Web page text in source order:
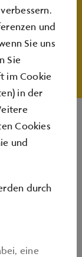
mit
ihr jeweils
und
Drucktechnik
Schürze
sogar
echtes
gestaltetes
an
Spaß!
und
Sie uns
Sie
im Cookie
in der
Cookies
und
durch
eine